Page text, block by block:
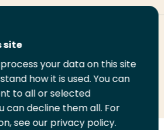
Print
deze
pagina
site
your data on this site
how it is used. You can
to all or selected
can decline them all. For
see our privacy policy.